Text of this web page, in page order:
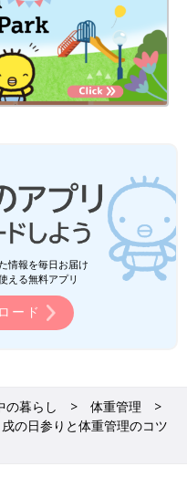
、逆に印象が付いて覚えて
ました。
胎教の話
の食事や旅行
体験に基づくものですの
にしていただき、症状など
。
情報を毎日お届け
える無料アプリ
ード
の暮らし
体重管理
の日参りと体重管理のコツ